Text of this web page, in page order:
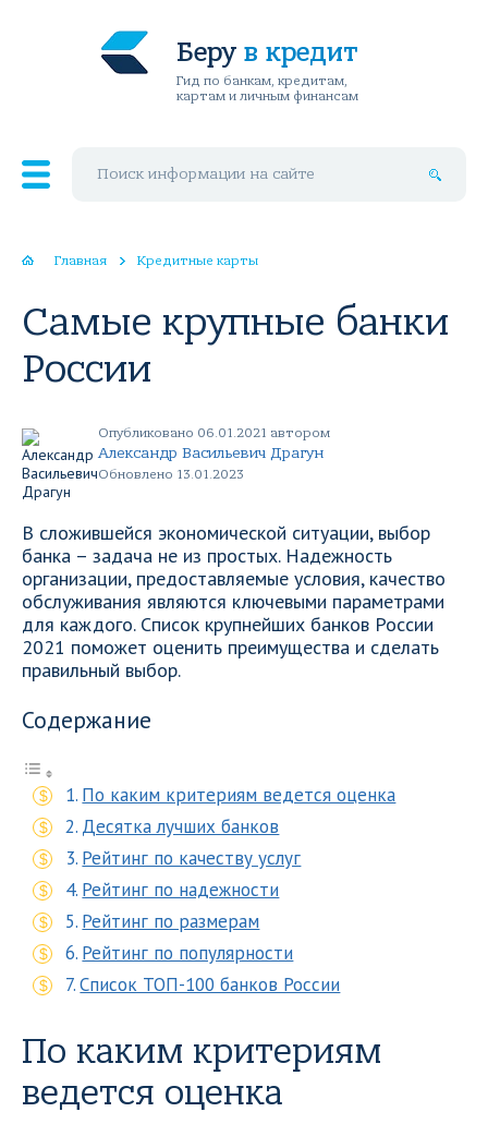
Беру в кредит
Гид по банкам, кредитам,
картам и личным финансам
Главная Кредитные карты
Самые крупные банки
России
Опубликовано 06.01.2021 автором
Александр Васильевич Драгун
Обновлено 13.01.2023
В сложившейся экономической ситуации, выбор
банка – задача не из простых. Надежность
организации, предоставляемые условия, качество
обслуживания являются ключевыми параметрами
для каждого. Список крупнейших банков России
2021 поможет оценить преимущества и сделать
правильный выбор.
Содержание
По каким критериям ведется оценка
Десятка лучших банков
Рейтинг по качеству услуг
Рейтинг по надежности
Рейтинг по размерам
Рейтинг по популярности
Список ТОП-100 банков России
По каким критериям
ведется оценка